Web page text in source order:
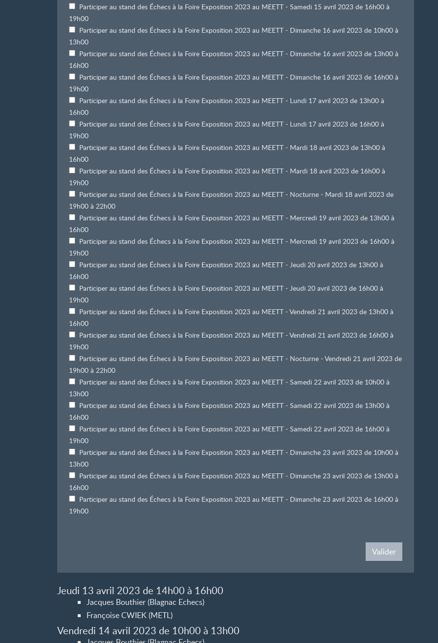
Participer au stand des Échecs à la Foire Exposition 2023 au MEETT - Samedi 15 avril 2023 de 16h00 à
19h00
Participer au stand des Échecs à la Foire Exposition 2023 au MEETT - Dimanche 16 avril 2023 de 10h00 à
13h00
Participer au stand des Échecs à la Foire Exposition 2023 au MEETT - Dimanche 16 avril 2023 de 13h00 à
16h00
Participer au stand des Échecs à la Foire Exposition 2023 au MEETT - Dimanche 16 avril 2023 de 16h00 à
19h00
Participer au stand des Échecs à la Foire Exposition 2023 au MEETT - Lundi 17 avril 2023 de 13h00 à
16h00
Participer au stand des Échecs à la Foire Exposition 2023 au MEETT - Lundi 17 avril 2023 de 16h00 à
19h00
Participer au stand des Échecs à la Foire Exposition 2023 au MEETT - Mardi 18 avril 2023 de 13h00 à
16h00
Participer au stand des Échecs à la Foire Exposition 2023 au MEETT - Mardi 18 avril 2023 de 16h00 à
19h00
Participer au stand des Échecs à la Foire Exposition 2023 au MEETT - Nocturne - Mardi 18 avril 2023 de
19h00 à 22h00
Participer au stand des Échecs à la Foire Exposition 2023 au MEETT - Mercredi 19 avril 2023 de 13h00 à
16h00
Participer au stand des Échecs à la Foire Exposition 2023 au MEETT - Mercredi 19 avril 2023 de 16h00 à
19h00
Participer au stand des Échecs à la Foire Exposition 2023 au MEETT - Jeudi 20 avril 2023 de 13h00 à
16h00
Participer au stand des Échecs à la Foire Exposition 2023 au MEETT - Jeudi 20 avril 2023 de 16h00 à
19h00
Participer au stand des Échecs à la Foire Exposition 2023 au MEETT - Vendredi 21 avril 2023 de 13h00 à
16h00
Participer au stand des Échecs à la Foire Exposition 2023 au MEETT - Vendredi 21 avril 2023 de 16h00 à
19h00
Participer au stand des Échecs à la Foire Exposition 2023 au MEETT - Nocturne - Vendredi 21 avril 2023 de
19h00 à 22h00
Participer au stand des Échecs à la Foire Exposition 2023 au MEETT - Samedi 22 avril 2023 de 10h00 à
13h00
Participer au stand des Échecs à la Foire Exposition 2023 au MEETT - Samedi 22 avril 2023 de 13h00 à
16h00
Participer au stand des Échecs à la Foire Exposition 2023 au MEETT - Samedi 22 avril 2023 de 16h00 à
19h00
Participer au stand des Échecs à la Foire Exposition 2023 au MEETT - Dimanche 23 avril 2023 de 10h00 à
13h00
Participer au stand des Échecs à la Foire Exposition 2023 au MEETT - Dimanche 23 avril 2023 de 13h00 à
16h00
Participer au stand des Échecs à la Foire Exposition 2023 au MEETT - Dimanche 23 avril 2023 de 16h00 à
19h00
Valider
Jeudi 13 avril 2023 de 14h00 à 16h00
Jacques Bouthier (Blagnac Echecs)
Françoise CWIEK (METL)
Vendredi 14 avril 2023 de 10h00 à 13h00